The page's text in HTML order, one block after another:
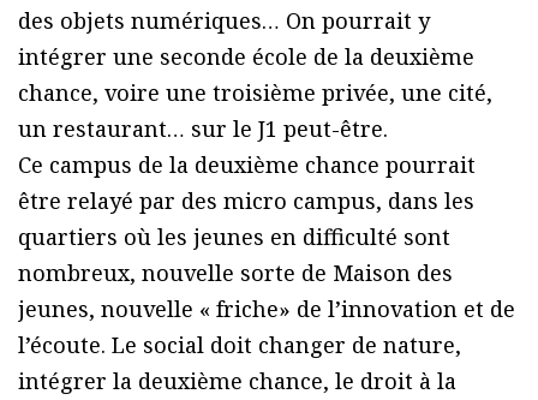
des objets numériques… On pourrait y
intégrer une seconde école de la deuxième
chance, voire une troisième privée, une cité,
un restaurant… sur le J1 peut-être.
Ce campus de la deuxième chance pourrait
être relayé par des micro campus, dans les
quartiers où les jeunes en difficulté sont
nombreux, nouvelle sorte de Maison des
jeunes, nouvelle « friche» de l’innovation et de
l’écoute. Le social doit changer de nature,
intégrer la deuxième chance, le droit à la